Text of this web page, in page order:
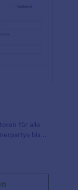
für alle
bis